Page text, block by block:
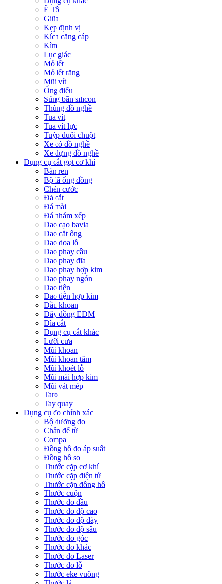
Ê Tô
Giũa
Kẹp định vị
Kích căng cáp
Kìm
Lục giác
Mỏ lết
Mỏ lết răng
Mũi vít
Ống điếu
Súng bắn silicon
Thùng đồ nghề
Tua vít
Tua vít lực
Tuýp đuôi chuột
Xe có đồ nghề
Xe đựng đồ nghề
Dụng cụ cắt gọt cơ khí
Bàn ren
Bộ lã ống đồng
Chén cước
Đá cắt
Đá mài
Đá nhám xếp
Dao cạo bavia
Dao cắt ống
Dao doa lỗ
Dao phay cầu
Dao phay đĩa
Dao phay hợp kim
Dao phay ngón
Dao tiện
Dao tiện hợp kim
Đầu khoan
Dây đồng EDM
Đĩa cắt
Dụng cụ cắt khác
Lưỡi cưa
Mũi khoan
Mũi khoan tâm
Mũi khoét lỗ
Mũi mài hợp kim
Mũi vát mép
Taro
Tay quay
Dụng cụ đo chính xác
Bộ dưỡng đo
Chân đế từ
Compa
Đồng hồ đo áp suất
Đồng hồ so
Thước cặp cơ khí
Thước cặp điện tử
Thước cặp đồng hồ
Thước cuộn
Thước đo dầu
Thước đo độ cao
Thước đo độ dày
Thước đo độ sâu
Thước đo góc
Thước đo khác
Thước đo Laser
Thước đo lỗ
Thước eke vuông